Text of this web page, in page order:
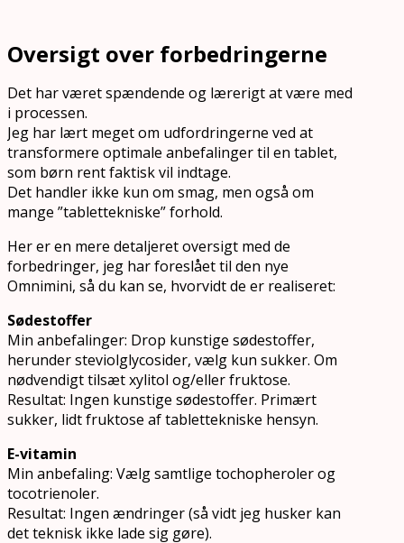
Oversigt over forbedringerne
Det har været spændende og lærerigt at være med
i processen.
Jeg har lært meget om udfordringerne ved at
transformere optimale anbefalinger til en tablet,
som børn rent faktisk vil indtage.
Det handler ikke kun om smag, men også om
mange ”tablettekniske” forhold.
Her er en mere detaljeret oversigt med de
forbedringer, jeg har foreslået til den nye
Omnimini, så du kan se, hvorvidt de er realiseret:
Sødestoffer
Min anbefalinger: Drop kunstige sødestoffer,
herunder steviolglycosider, vælg kun sukker. Om
nødvendigt tilsæt xylitol og/eller fruktose.
Resultat: Ingen kunstige sødestoffer. Primært
sukker, lidt fruktose af tablettekniske hensyn.
E-vitamin
Min anbefaling: Vælg samtlige tochopheroler og
tocotrienoler.
Resultat: Ingen ændringer (så vidt jeg husker kan
det teknisk ikke lade sig gøre).